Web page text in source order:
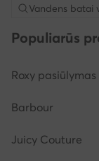
Vandens batai
Populiarūs
Roxy pasiūlymas
Barbour
Juicy Couture